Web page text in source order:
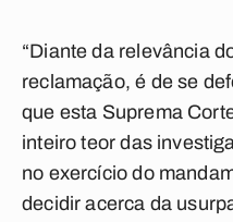
“Diante da relevância
reclamação, é de se
que esta Suprema
inteiro teor das
no exercício do
decidir acerca da